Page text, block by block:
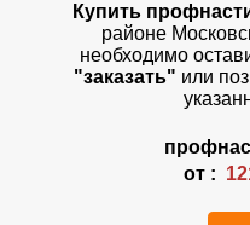
Купить
районе
необходимо
"заказать" или
от :